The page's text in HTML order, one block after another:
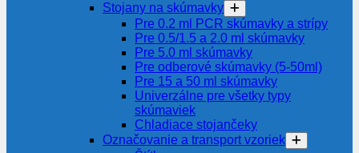
Stojany na skúmavky
Pre 0.2 ml PCR skúmavky a strípy
Pre 0.5/1.5 a 2.0 ml skúmavky
Pre 5.0 ml skúmavky
Pre odberové skúmavky (5-50ml)
Pre 15 a 50 ml skúmavky
Univerzálne pre všetky typy
skúmaviek
Chladiace stojančeky
Označovanie a transport vzoriek